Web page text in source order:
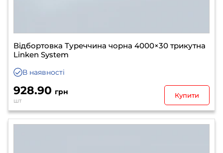
Відбортовка Туреччина чорна 4000×30 трикутна
Linken System
В наявності
928.90 грн
шт
Купити